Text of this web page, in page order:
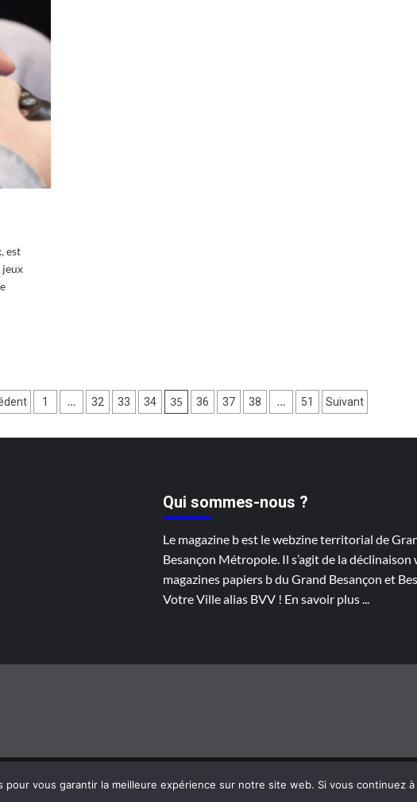
est
jeux
1 … 32 33 34 35 36 37 38 … 51 Suivant
Qui sommes-nous ?
Le magazine b est le webzine territorial de
Besançon Métropole. Il s’agit de la déclinaison
magazines papiers b du Grand Besançon et
Votre Ville alias BVV ! En savoir plus...
Grand Besançon Métropole 2020 ©|CoverNews
pour vous garantir la meilleure expérience sur notre site web. Si vous continuez